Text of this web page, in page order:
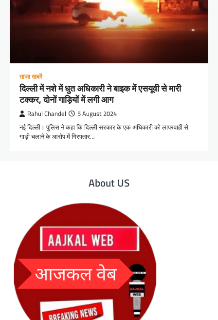
ताजा खबरें
दिल्ली में नशे में धुत अधिकारी ने बाइक में एसयूवी से मारी
टक्कर, दोनों गाड़ियों में लगी आग
Rahul Chandel 5 August 2024
नई दिल्ली। पुलिस ने कहा कि दिल्ली सरकार के एक अधिकारी को लापरवाही से
गाड़ी चलाने के आरोप में गिरफ्तार…
About US